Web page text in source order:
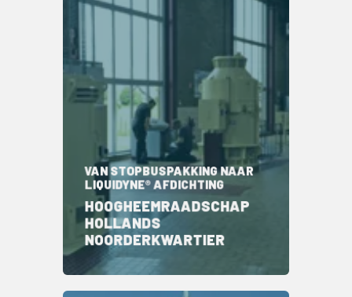
VAN STOPBUSPAKKING NAAR
LIQUIDYNE® AFDICHTING
HOOGHEEMRAADSCHAP
HOLLANDS
NOORDERKWARTIER